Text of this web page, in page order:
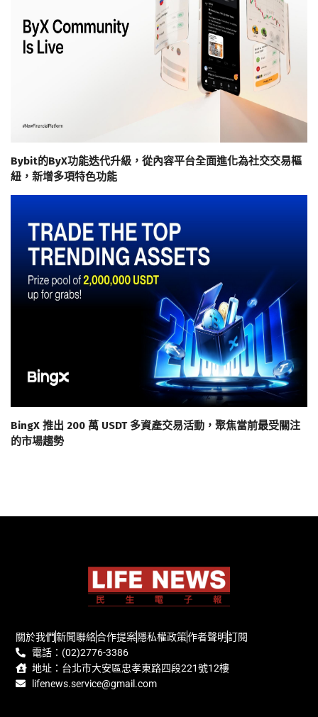
Bybit的ByX功能迭代升級，從內容平台全面進化為社交交易樞
紐，新增多項特色功能
BingX 推出 200 萬 USDT 多資產交易活動，聚焦當前最受關注
的市場趨勢
關於我們新聞聯絡合作提案隱私權政策作者聲明訂閱
電話：(02)2776-3386
地址：台北市大安區忠孝東路四段221號12樓
lifenews.service@gmail.com